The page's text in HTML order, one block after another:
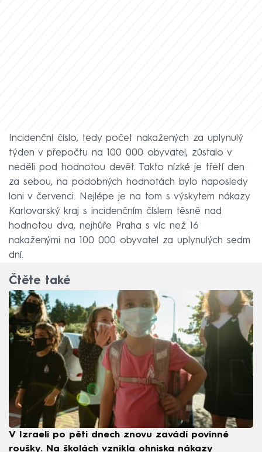
Incidenční číslo, tedy počet nakažených za uplynulý
týden v přepočtu na 100 000 obyvatel, zůstalo v
neděli pod hodnotou devět. Takto nízké je třetí den
za sebou, na podobných hodnotách bylo naposledy
loni v červenci. Nejlépe je na tom s výskytem nákazy
Karlovarský kraj s incidenčním číslem těsně nad
hodnotou dva, nejhůře Praha s víc než 16
nakaženými na 100 000 obyvatel za uplynulých sedm
dní.
Čtěte také
V Izraeli po pěti dnech znovu zavádí povinné
roušky. Na školách vznikla ohniska nákazy